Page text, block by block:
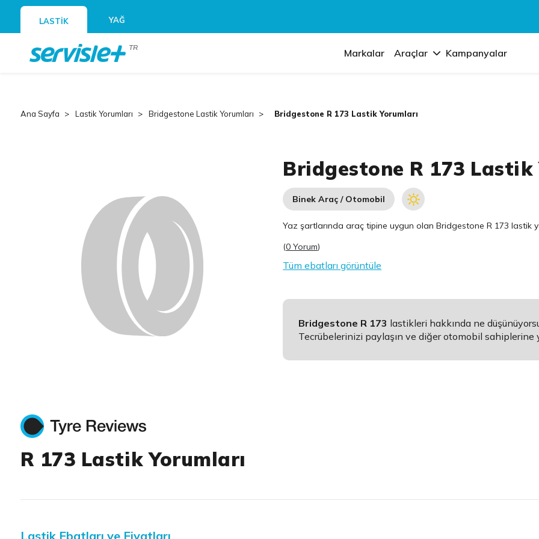
LASTİK YAĞ
TR Markalar Araçlar Kampanyalar
Ana Sayfa Lastik Yorumları Bridgestone Lastik Yorumları Bridgestone R 173 Lastik Yorumları
Bridgestone R 173 Lastik
Binek Araç / Otomobil
Yaz şartlarında araç tipine uygun olanBridgestone R 173 lastik
(0 Yorum)
Tüm ebatları görüntüle
Bridgestone R 173 lastikleri hakkında ne
Tecrübelerinizi paylaşın ve diğer otomobil sahiplerine
R 173 Lastik Yorumları
Lastik Ebatları ve Fiyatları